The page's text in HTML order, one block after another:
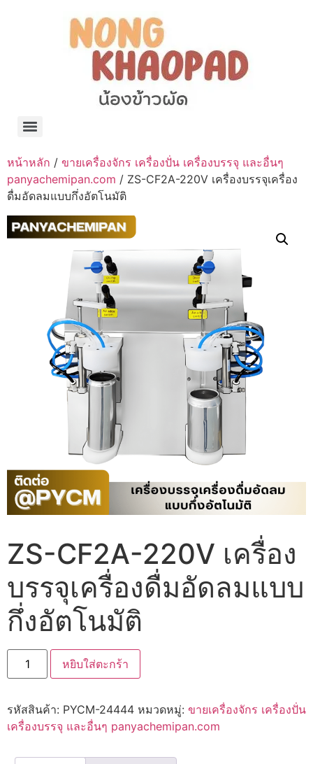
หน้าหลัก / ขายเครื่องจักร เครื่องปั่น เครื่องบรรจุ และอื่นๆ
panyachemipan.com / ZS-CF2A-220V เครื่องบรรจุเครื่อง
ดื่มอัดลมแบบกึ่งอัตโนมัติ
ZS-CF2A-220V เครื่อง
บรรจุเครื่องดื่มอัดลมแบบ
กึ่งอัตโนมัติ
หยิบใส่ตะกร้า
รหัสสินค้า: PYCM-24444 หมวดหมู่: ขายเครื่องจักร เครื่องปั่น
เครื่องบรรจุ และอื่นๆ panyachemipan.com